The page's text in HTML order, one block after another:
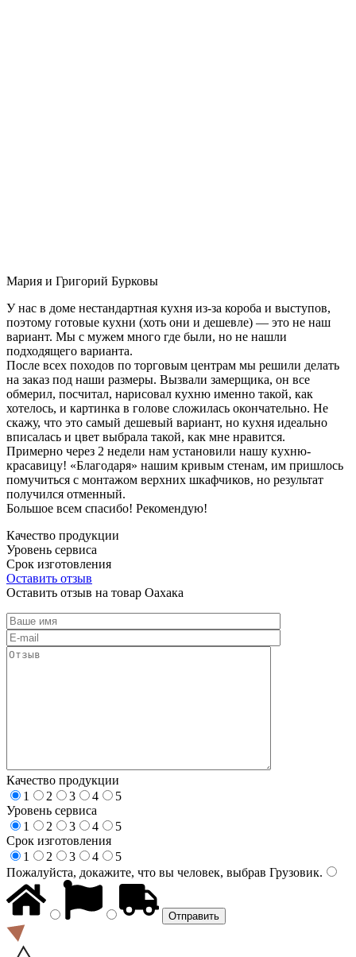
Мария и Григорий Бурковы
У нас в доме нестандартная кухня из-за короба и выступов,
поэтому готовые кухни (хоть они и дешевле) — это не наш
вариант. Мы с мужем много где были, но не нашли
подходящего варианта.
После всех походов по торговым центрам мы решили делать
на заказ под наши размеры. Вызвали замерщика, он все
обмерил, посчитал, нарисовал кухню именно такой, как
хотелось, и картинка в голове сложилась окончательно. Не
скажу, что это самый дешевый вариант, но кухня идеально
вписалась и цвет выбрала такой, как мне нравится.
Примерно через 2 недели нам установили нашу кухню-
красавицу! «Благодаря» нашим кривым стенам, им пришлось
помучиться с монтажом верхних шкафчиков, но результат
получился отменный.
Большое всем спасибо! Рекомендую!
Качество продукции
Уровень сервиса
Срок изготовления
Оставить отзыв
Оставить отзыв на товар Оахака
Качество продукции
1
2 3 4
5
Уровень сервиса
1
2 3 4
5
Срок изготовления
1
2 3 4
5
Пожалуйста, докажите, что вы человек, выбрав Грузовик.